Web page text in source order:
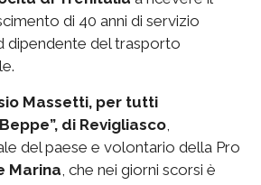
di 40 anni di servizio
dipendente del trasporto
Massetti, per tutti
di Revigliasco
del paese e volontario della Pro
Marina , che nei giorni scorsi è